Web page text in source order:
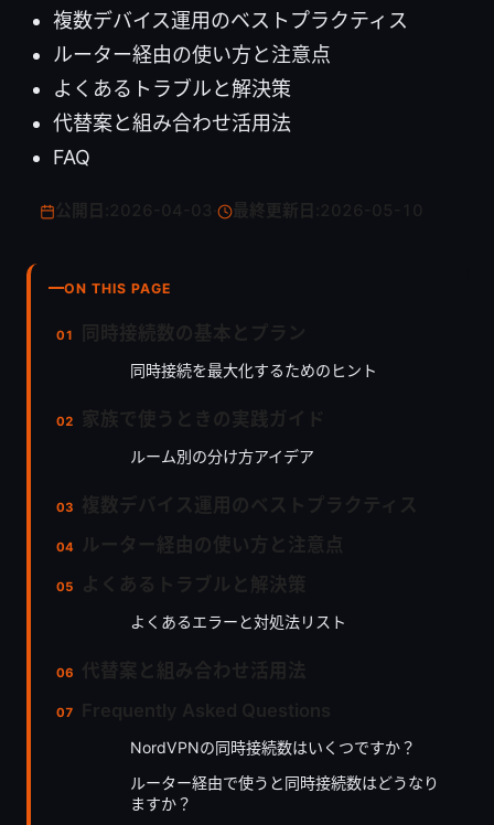
複数デバイス運用のベストプラクティス
ルーター経由の使い方と注意点
よくあるトラブルと解決策
代替案と組み合わせ活用法
FAQ
最終更新日:
ON THIS PAGE
同時接続を最大化するためのヒント
ルーム別の分け方アイデア
よくあるエラーと対処法リスト
NordVPNの同時接続数はいくつですか？
ルーター経由で使うと同時接続数はどうなり
ますか？